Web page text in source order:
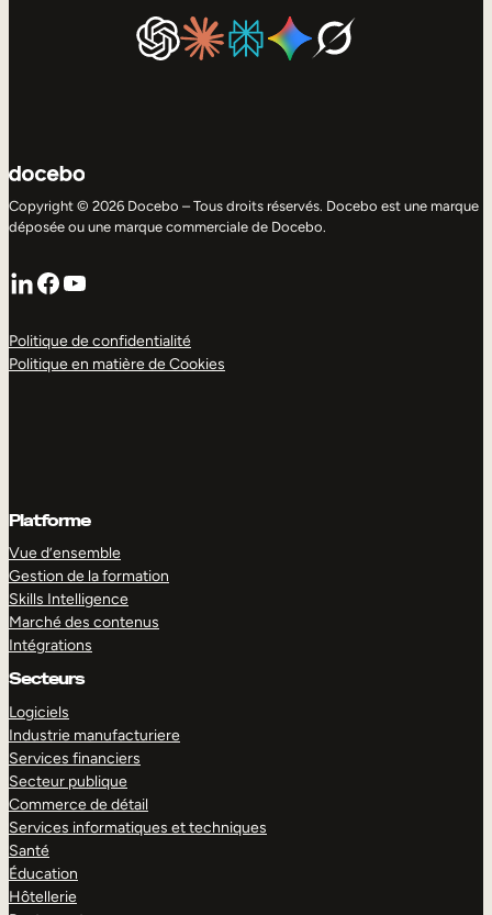
Copyright © 2026 Docebo – Tous droits réservés. Docebo est une marque
déposée ou une marque commerciale de Docebo.
LinkedIn
Facebook
YouTube
Politique de confidentialité
Politique en matière de Cookies
Platforme
Vue d’ensemble
Gestion de la formation
Skills Intelligence
Marché des contenus
Intégrations
Secteurs
Logiciels
Industrie manufacturiere
Services financiers
Secteur publique
Commerce de détail
Services informatiques et techniques
Santé
Éducation
Hôtellerie